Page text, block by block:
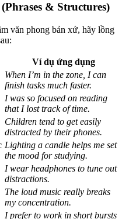
& Structures)
văn phong bản xứ, hãy lồng
Ví dụ ứng dụng
When I’m in the zone, I can
finish tasks much faster.
I was so focused on reading
that I lost track of time.
Children tend to get easily
distracted by their phones.
Lighting a candle helps me set
the mood for studying.
I wear headphones to tune out
distractions.
The loud music really breaks
my concentration.
I prefer to work in short bursts